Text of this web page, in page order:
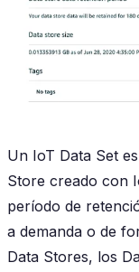
Un IoT Data Set
Store creado con
período de
a demanda o de
Data Stores, los